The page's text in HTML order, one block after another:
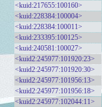
<kuid:217655:100160>
<kuid:228384:100004>
<kuid:228384:100011>
<kuid:233395:100125>
<kuid:240581:100027>
<kuid2:245977:101920:23>
<kuid2:245977:101920:30>
<kuid2:245977:101956:13>
<kuid2:245977:101956:18>
<kuid2:245977:102044:11>